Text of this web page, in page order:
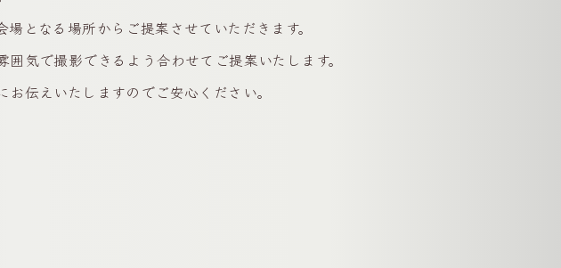
となる場所からご提案させていただきます。
気で撮影できるよう合わせてご提案いたします。
伝えいたしますのでご安心ください。